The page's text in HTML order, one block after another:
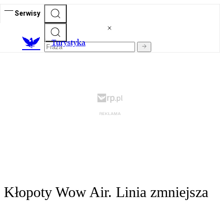
Serwisy
Turystyka
Kłopoty Wow Air. Linia zmniejsza